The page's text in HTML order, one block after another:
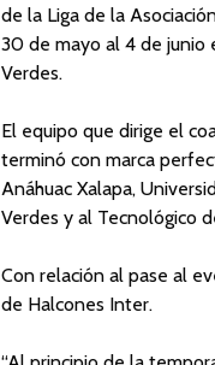
de la Liga de la
30 de mayo al 4 de junio
Verdes.
El equipo que dirige el
terminó con marca
Anáhuac Xalapa,
Verdes y al Tecnológico
Con relación al pase al
de Halcones Inter.